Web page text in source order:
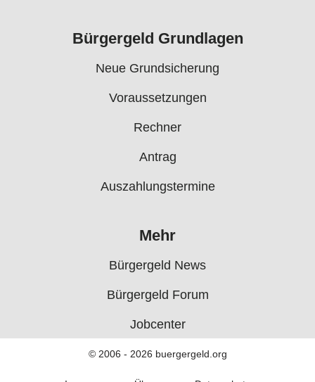
Bürgergeld Grundlagen
Neue Grundsicherung
Voraussetzungen
Rechner
Antrag
Auszahlungstermine
Mehr
Bürgergeld News
Bürgergeld Forum
Jobcenter
© 2006 - 2026 buergergeld.org